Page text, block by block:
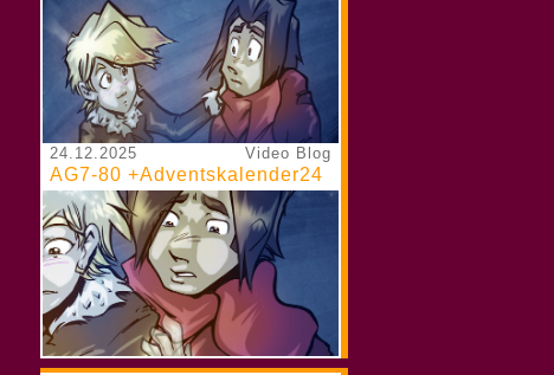
24.12.2025 Video Blog
AG7-80 +Adventskalender24